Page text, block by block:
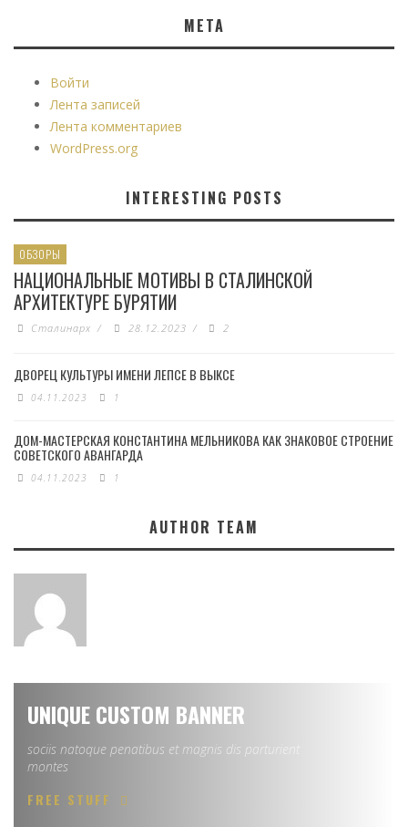
МЕТА
Войти
Лента записей
Лента комментариев
WordPress.org
INTERESTING POSTS
ОБЗОРЫ
НАЦИОНАЛЬНЫЕ МОТИВЫ В СТАЛИНСКОЙ
АРХИТЕКТУРЕ БУРЯТИИ
Сталинарх / 28.12.2023 / 2
ДВОРЕЦ КУЛЬТУРЫ ИМЕНИ ЛЕПСЕ В ВЫКСЕ
04.11.2023 1
ДОМ-МАСТЕРСКАЯ КОНСТАНТИНА МЕЛЬНИКОВА КАК ЗНАКОВОЕ СТРОЕНИЕ
СОВЕТСКОГО АВАНГАРДА
04.11.2023 1
AUTHOR TEAM
UNIQUE CUSTOM BANNER
sociis natoque penatibus et magnis dis parturient
montes
FREE STUFF